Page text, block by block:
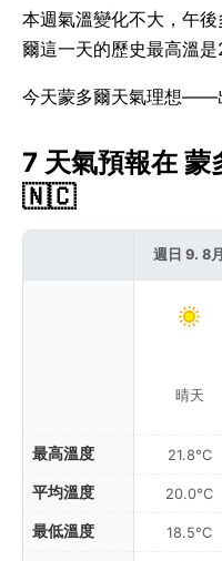
本週氣溫變化不大，午
爾這一天的歷史最高溫是
今天蒙多爾天氣理想——
7 天氣預報在 蒙
🇳🇨
最高溫度
平均溫度
最低溫度
週日 9. 8月
晴天
21.8°C
20.0°C
18.5°C